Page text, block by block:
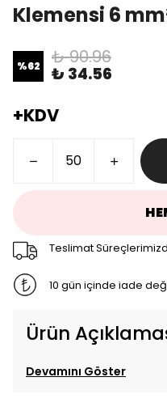
Klemensi 6
%62 ₺ 90.96
₺ 34.56
+KDV
Teslimat
10 gün içinde iade
Ürün
Devamını Göster